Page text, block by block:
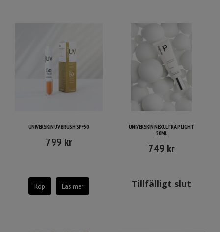
UNIVERSKIN UV BRUSH SPF50
799 kr
Köp Läs mer
UNIVERSKIN NEXULTRA P LIGHT
50ML
749 kr
Tillfälligt slut